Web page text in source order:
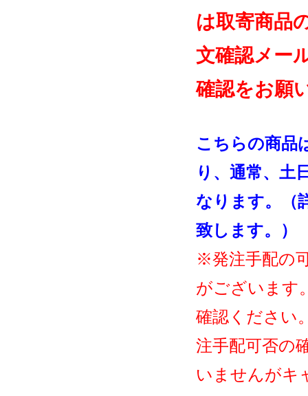
は取寄商品
文確認メー
確認をお願
こちらの商品
り、通常、土
なります。（
致します。）
※発注手配の
がございます
確認ください
注手配可否の
いませんがキ